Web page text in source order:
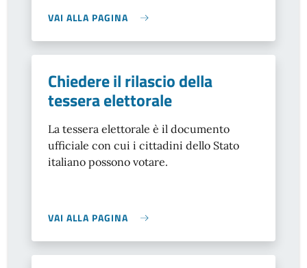
VAI ALLA PAGINA
Chiedere il rilascio della
tessera elettorale
La tessera elettorale è il documento
ufficiale con cui i cittadini dello Stato
italiano possono votare.
VAI ALLA PAGINA